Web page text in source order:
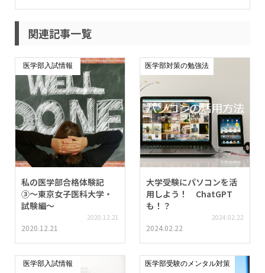
関連記事一覧
医学部入試情報
私の医学部合格体験記
③〜東京女子医科大学・
試験編〜
2020.12.21
2020.12.21
医学部対策の勉強法
大学受験にパソコンを活
用しよう！ ChatGPT
も！？
2024.02.22
2024.02.22
医学部入試情報 医学部受験のメンタル対策